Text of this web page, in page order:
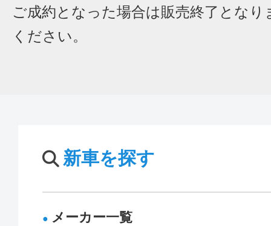
ご成約となった場合は販売終了となり
ください。
新車を探す
メーカー一覧